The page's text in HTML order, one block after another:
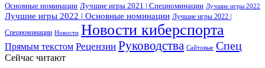
Основные номинации Лучшие игры 2021 | Спецноминации Лучшие игры 2022
Лучшие игры 2022 | Основные номинации Лучшие игры 2022 |
Спецноминации Новости Новости киберспорта
Прямым текстом Рецензии Руководства Сайтовые Спец
Сейчас читают